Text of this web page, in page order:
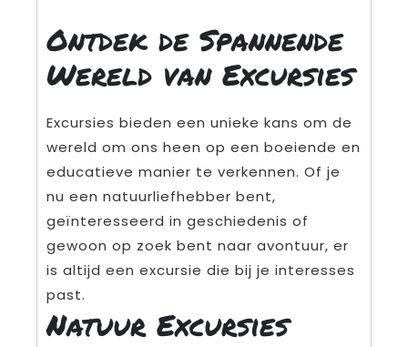
Ontdek de Spannende
Wereld van Excursies
Excursies bieden een unieke kans om de
wereld om ons heen op een boeiende en
educatieve manier te verkennen. Of je
nu een natuurliefhebber bent,
geïnteresseerd in geschiedenis of
gewoon op zoek bent naar avontuur, er
is altijd een excursie die bij je interesses
past.
Natuur Excursies